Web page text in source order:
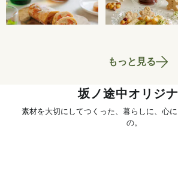
トーレン 200g
2,519円
もっと見る
坂ノ途中オリジ
素材を大切にしてつくった、暮らしに、心
の。